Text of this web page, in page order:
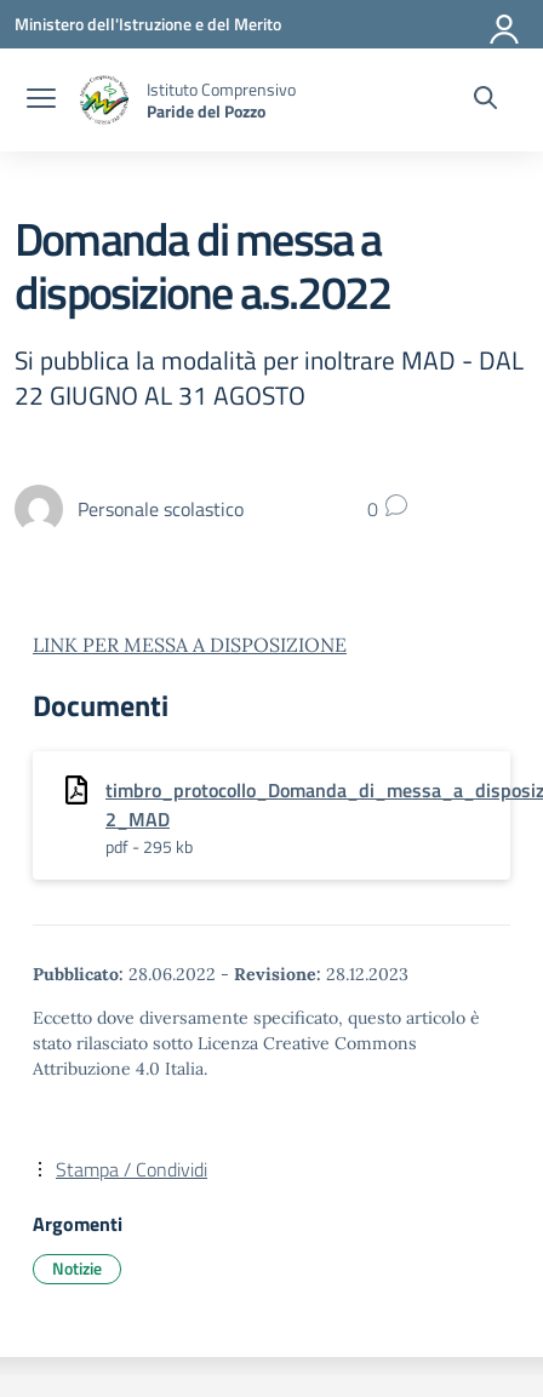
Vai ai contenuti
Vai al menu di navigazione
Vai al footer
Ministero dell'Istruzione e del Merito
Istituto Comprensivo
Paride del Pozzo
Domanda di messa a
disposizione a.s.2022
Si pubblica la modalità per inoltrare MAD - DAL
22 GIUGNO AL 31 AGOSTO
Personale scolastico 0
LINK PER MESSA A DISPOSIZIONE
Documenti
2_MAD
pdf - 295 kb
Pubblicato: 28.06.2022 - Revisione: 28.12.2023
Eccetto dove diversamente specificato, questo articolo è
stato rilasciato sotto Licenza Creative Commons
Attribuzione 4.0 Italia.
Stampa / Condividi
Argomenti
Notizie